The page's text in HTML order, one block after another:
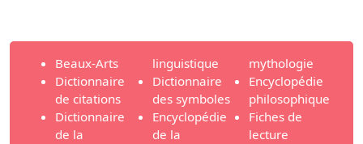
Beaux-Arts
Dictionnaire
de citations
Dictionnaire
de la
linguistique
Dictionnaire
des symboles
Encyclopédie
de la
mythologie
Encyclopédie
philosophique
Fiches de
lecture